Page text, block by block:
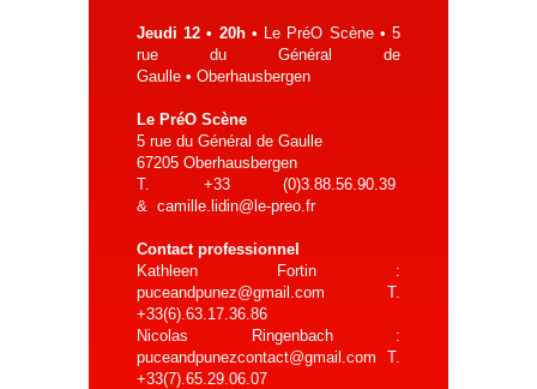
Jeudi 12 • 20h • Le PréO Scène • 5
rue du Général de
Gaulle • Oberhausbergen
Le PréO Scène
5 rue du Général de Gaulle
67205 Oberhausbergen
T. +33 (0)3.88.56.90.39
& camille.lidin@le-preo.fr
Contact professionnel
Kathleen Fortin :
puceandpunez@gmail.com T.
+33(6).63.17.36.86
Nicolas Ringenbach :
puceandpunezcontact@gmail.com T.
+33(7).65.29.06.07